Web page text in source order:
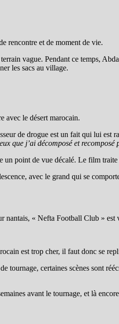
rencontre et de moment de vie.
vague. Pendant ce temps,
les sacs au village.
avec le désert marocain.
de drogue est un fait qui lui
que j’ai décomposé et
point de vue décalé. Le film
avec le grand qui se
nantais, « Nefta Football Club »
est trop cher, il faut donc se
tournage, certaines scènes sont
avant le tournage, et là